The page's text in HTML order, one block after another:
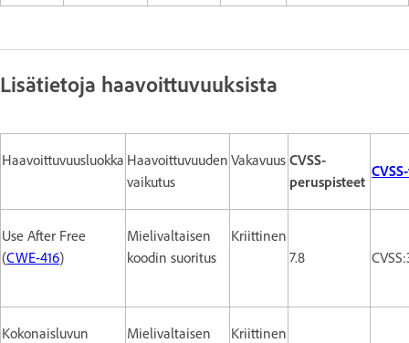
Lisätietoja haavoittuvuuksista
Haavoittuvuusluokka Haavoittuvuuden
vaikutus
Vakavuus CVSS-
peruspisteet
Use After Free
(CWE-416)
Mielivaltaisen
koodin suoritus
Kriittinen
7.8
Kokonaisluvun
Mielivaltaisen
Kriittinen